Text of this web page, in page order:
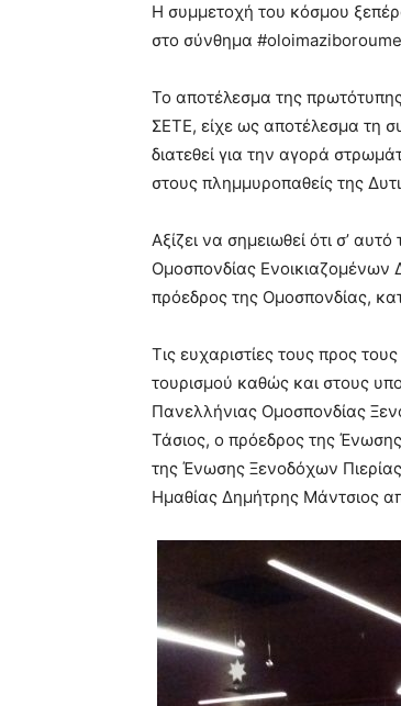
Η συμμετοχή του κόσμου
στο σύνθημα
Το αποτέλεσμα της
ΣΕΤΕ, είχε ως αποτέλεσμα τη
διατεθεί για την αγορά
στους πλημμυροπαθείς της
Αξίζει να σημειωθεί ότι σ’
Ομοσπονδίας
πρόεδρος της Ομοσπονδίας,
Τις ευχαριστίες τους προς
τουρισμού καθώς και στους
Πανελλήνιας Ομοσπονδίας
Τάσιος, ο πρόεδρος της
της Ένωσης Ξενοδόχων
Ημαθίας Δημήτρης Μάντσιος